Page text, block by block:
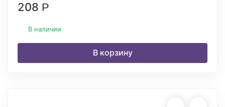
208 Р
В наличии
В корзину